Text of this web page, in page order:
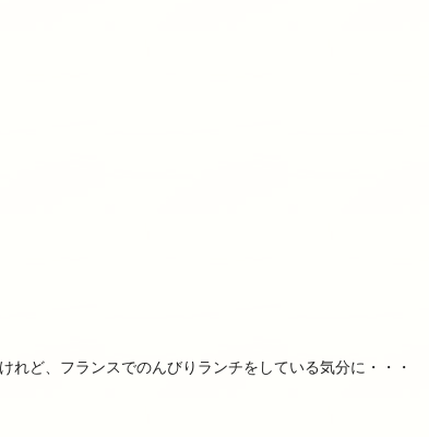
れど、フランスでのんびりランチをしている気分に・・・